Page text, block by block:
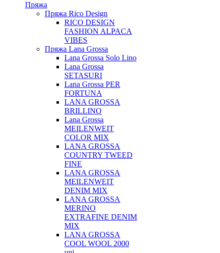
Пряжа
Пряжа Rico Design
RICO DESIGN
FASHION ALPACA
VIBES
Пряжа Lana Grossa
Lana Grossa Solo Lino
Lana Grossa
SETASURI
Lana Grossa PER
FORTUNA
LANA GROSSA
BRILLINO
Lana Grossa
MEILENWEIT
COLOR MIX
LANA GROSSA
COUNTRY TWEED
FINE
LANA GROSSA
MEILENWEIT
DENIM MIX
LANA GROSSA
MERINO
EXTRAFINE DENIM
MIX
LANA GROSSA
COOL WOOL 2000